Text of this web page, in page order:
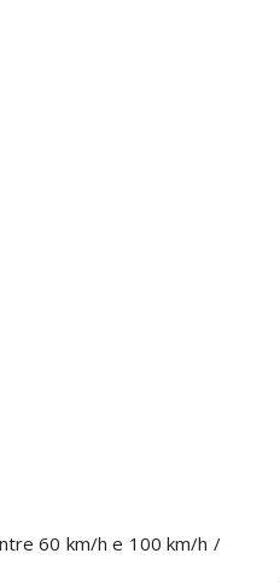
60 km/h e 100 km/h /